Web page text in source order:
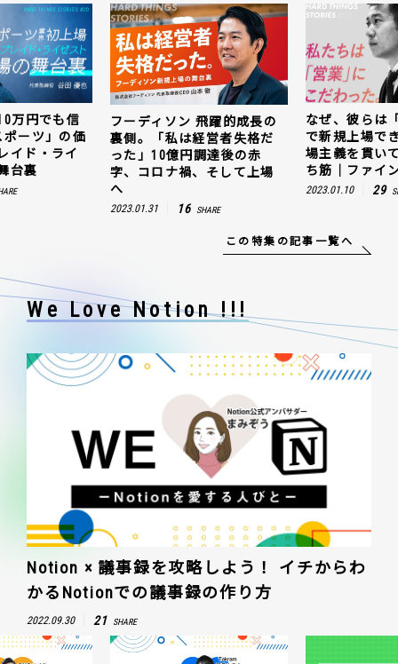
万円でも信
ーツ」の価
イド・ライ
台裏
フーディソン 飛躍的成長の
裏側。「私は経営者失格だ
った」10億円調達後の赤
字、コロナ禍、そして上場
へ
2023.01.31 16 SHARE
なぜ、彼らは
で新規上場で
場主義を貫い
ち筋｜ファイ
2023.01.10 29
この特集の記事一覧へ
We Love Notion !!!
Notion × 議事録を攻略しよう！ イチからわ
かるNotionでの議事録の作り方
2022.09.30 21 SHARE